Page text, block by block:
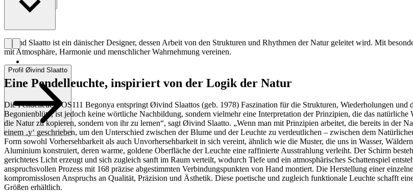
Entdecke mehr
Øivind Slaatto ist ein dänischer Designer, dessen Arbeit von den Strukturen und Rhythmen der Natur geleitet wird. Mit
mit Atmosphäre, Harmonie und menschlicher Wahrnehmung vereinen.
Profil Øivind Slaatto
Eine Pendelleuchte, inspiriert von der Logik der Natur
Die Pendelleucht OS111 Begonya entspringt Øivind Slaattos (geb. 1978) Faszination für die Strukturen, Wiederholungen
Begonienblüte, ist jedoch keine wörtliche Nachbildung, sondern vielmehr eine Interpretation der Prinzipien, die das
die Natur zu kopieren, sondern von ihr zu lernen“, sagt Øivind Slaatto. „Wenn man mit Prinzipien arbeitet, die bereits in der
einem ‚y‘ geschrieben, um den Unterschied zwischen der Blume und der Leuchte zu verdeutlichen – zwischen dem
Form sowohl Vorhersehbarkeit als auch Unvorhersehbarkeit in sich vereint, ähnlich wie die Muster, die uns in Wasser,
Aluminium konstruiert, deren warme, goldene Oberfläche der Leuchte eine raffinierte Ausstrahlung verleiht. Der Schirm
gerichtetes Licht erzeugt und sich zugleich sanft im Raum verteilt, wodurch Tiefe und ein atmosphärisches Schattenspiel
anspruchsvollen Prozess mit 168 präzise abgestimmten Verbindungspunkten von Hand montiert. Die Herstellung einer
kompromisslosen Anspruchs an Qualität, Präzision und Ästhetik. Diese poetische und zugleich funktionale Leuchte schafft
Größen erhältlich.